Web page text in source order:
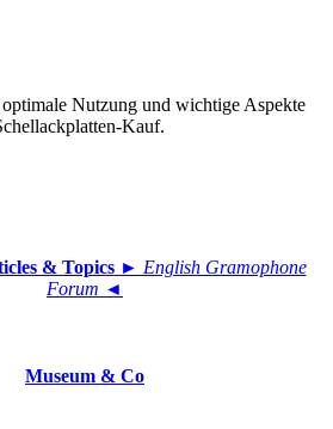
Nutzung und wichtige Aspekte
Kauf.
& Topics► English Gramophone
Forum ◄
Museum & Co